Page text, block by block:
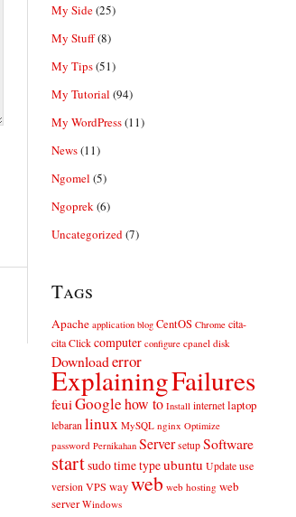
My Side(25)
My Stuff(8)
My Tips(51)
My Tutorial (94)
My WordPress(11)
News(11)
Ngomel (5)
Ngoprek(6)
Uncategorized(7)
Tags
Apache application blog CentOS Chrome cita-
cita Click computer configure cpanel disk
Downloaderror
ExplainingFailures
feuiGooglehow to Install internet laptop
lebaran linux MySQL nginx Optimize
password Pernikahan Server setup Software
startsudotimetypeubuntu Update use
version VPS way web web hosting web
server Windows